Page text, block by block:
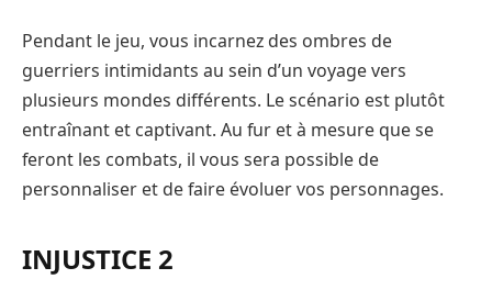
Pendant le jeu, vous incarnez des ombres de
guerriers intimidants au sein d’un voyage vers
plusieurs mondes différents. Le scénario est plutôt
entraînant et captivant. Au fur et à mesure que se
feront les combats, il vous sera possible de
personnaliser et de faire évoluer vos personnages.
INJUSTICE 2